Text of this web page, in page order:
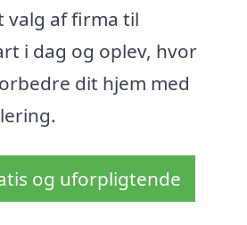
valg af firma til
i dag og oplev, hvor
dit hjem med
og uforpligtende